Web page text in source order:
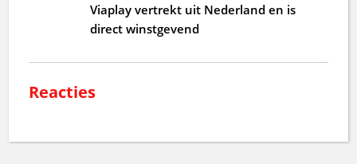
Viaplay vertrekt uit Nederland en is
direct winstgevend
Reacties